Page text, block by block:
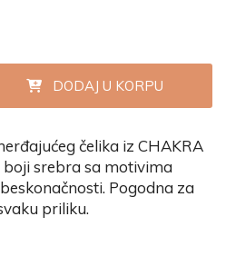
DODAJ U KORPU
čelika iz CHAKRA
boji srebra sa motivima
Pogodna za
priliku.